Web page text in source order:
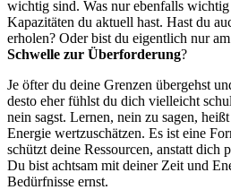
wichtig sind. Was nur ebenfalls
Kapazitäten du aktuell hast. Hast du
erholen? Oder bist du eigentlich nur
Schwelle zur Überforderung?
Je öfter du deine Grenzen übergehst
desto eher fühlst du dich vielleicht
nein sagst. Lernen, nein zu sagen,
Energie wertzuschätzen. Es ist eine
schützt deine Ressourcen, anstatt dich
Du bist achtsam mit deiner Zeit und
Bedürfnisse ernst.